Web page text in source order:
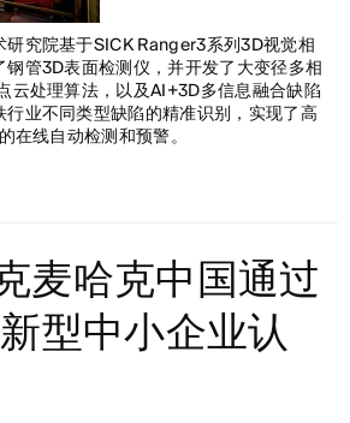
究院基于SICK Ranger3系列3D视觉相
管3D表面检测仪，并开发了大变径多相
云处理算法，以及AI+3D多信息融合缺陷
业不同类型缺陷的精准识别，实现了高
线自动检测和预警。
麦哈克中国通过
型中小企业认